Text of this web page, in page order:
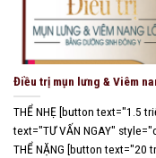
Điều trị mụn lưng & Viêm
THỂ NHẸ [button text="1.5
text="TƯ VẤN NGAY"
THỂ NẶNG [button text="20